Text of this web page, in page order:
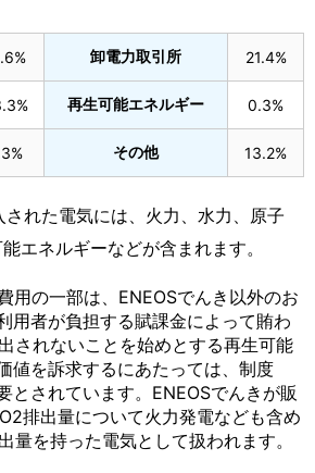
卸電力取引所 21.4%
再生可能エネルギー 0.3%
その他 13.2%
れた電気には、火力、水力、原子
エネルギーなどが含まれます。
用の一部は、ENEOSでんき以外のお
用者が負担する賦課金によって賄わ
されないことを始めとする再生可能
値を訴求するにあたっては、制度
とされています。ENEOSでんきが販
排出量について火力発電なども含め
量を持った電気として扱われます。